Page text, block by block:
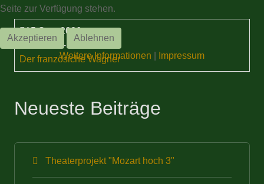
15 Sep. 2026
19:30 Uhr
-
Der französiche Wagner
Neueste Beiträge
Theaterprojekt "Mozart hoch 3"
Seite zur Verfügung stehen.
Akzeptieren
Ablehnen
Weitere Informationen
Impressum